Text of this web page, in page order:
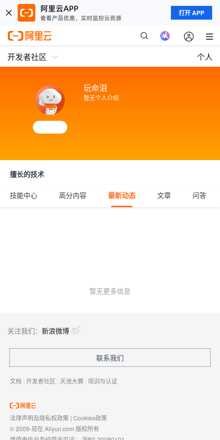
打开 APP
开发者社区 个人
玩命泪
暂无个人介绍
擅长的技术
技能中心 高分内容 最新动态 文章 问答
暂无更多信息
关注我们： 新浪微博
联系我们
文档 | 开发者社区 | 天池大赛 | 培训与认证
法律声明及隐私权政策 | Cookies政策
© 2009-现在 Aliyun.com 版权所有